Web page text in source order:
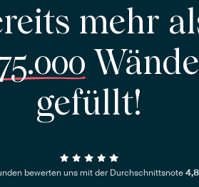
mehr
Wände
gefüllt!
bewerten uns mit der Durchschnittsnote